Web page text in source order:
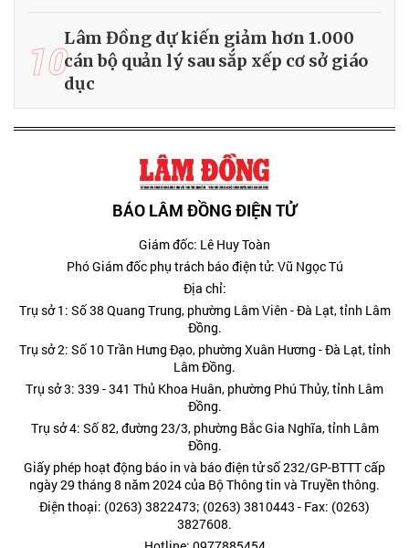
10Lâm Đồng dự kiến giảm hơn 1.000
cán bộ quản lý sau sắp xếp cơ sở giáo
dục
BÁO LÂM ĐỒNG ĐIỆN TỬ
Giám đốc: Lê Huy Toàn
Phó Giám đốc phụ trách báo điện tử: Vũ Ngọc Tú
Địa chỉ:
Trụ sở 1: Số 38 Quang Trung, phường Lâm Viên - Đà Lạt, tỉnh Lâm
Đồng.
Trụ sở 2: Số 10 Trần Hưng Đạo, phường Xuân Hương - Đà Lạt, tỉnh
Lâm Đồng.
Trụ sở 3: 339 - 341 Thủ Khoa Huân, phường Phú Thủy, tỉnh Lâm
Đồng.
Trụ sở 4: Số 82, đường 23/3, phường Bắc Gia Nghĩa, tỉnh Lâm
Đồng.
Giấy phép hoạt động báo in và báo điện tử số 232/GP-BTTT cấp
ngày 29 tháng 8 năm 2024 của Bộ Thông tin và Truyền thông.
Điện thoại: (0263) 3822473; (0263) 3810443 - Fax: (0263)
3827608.